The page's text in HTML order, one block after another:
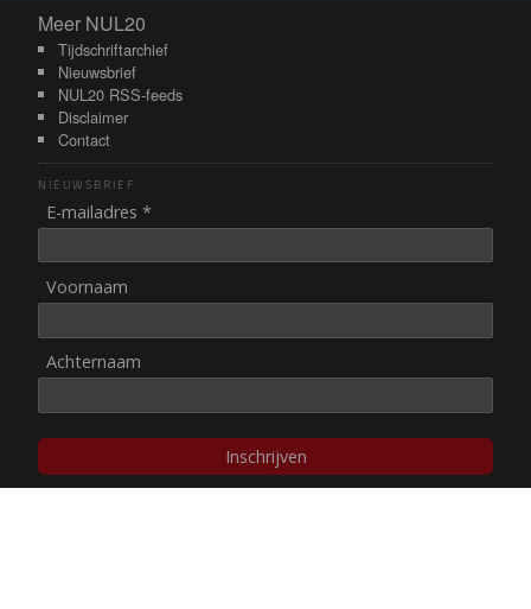
Meer NUL20
Meer NUL20
Tijdschriftarchief
Nieuwsbrief
NUL20 RSS-feeds
Disclaimer
Contact
NIEUWSBRIEF
E-mailadres *
Voornaam
Achternaam
Inschrijven